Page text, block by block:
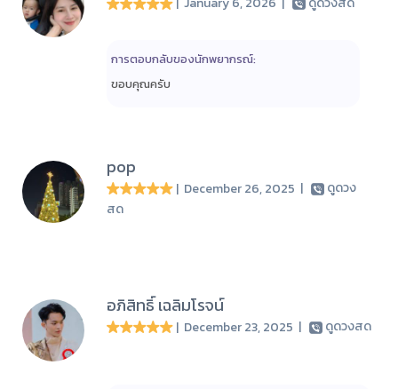
การตอบกลับของนักพยากรณ์:
ขอบคุณครับ
pop
| December 26, 2025 |
ดูดวง
สด
อภิสิทธิ์ เฉลิมโรจน์
| December 23, 2025 | ดูดวงสด